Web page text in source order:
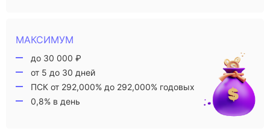
МАКСИМУМ
до 30 000 ₽
от 5 до 30 дней
ПСК от 292,000% до 292,000% годовых
0,8% в день